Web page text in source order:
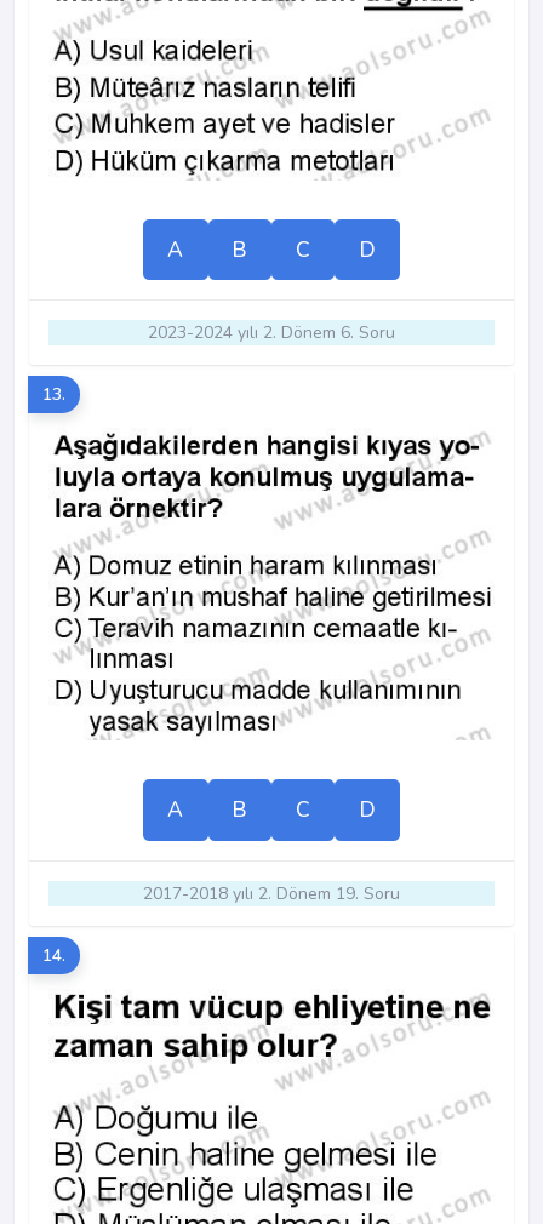
A B C D
2023-2024 yılı 2. Dönem 6. Soru
13.
A B C D
2017-2018 yılı 2. Dönem 19. Soru
14.